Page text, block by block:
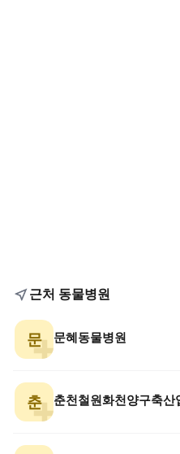
근처 동물병원
문 문혜동물병원
춘